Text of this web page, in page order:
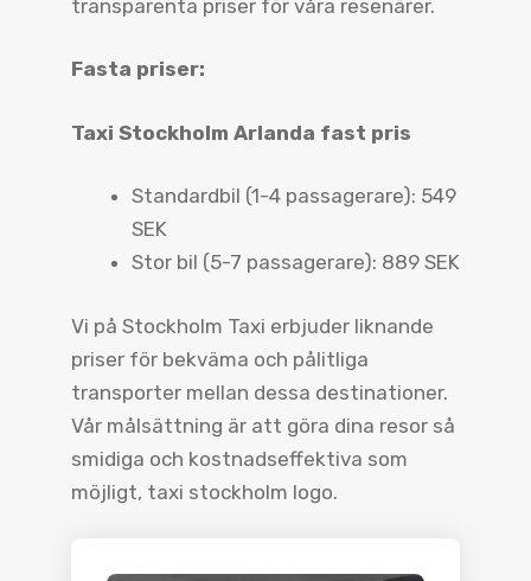
transparenta priser för våra resenärer.
Fasta priser:
Taxi Stockholm Arlanda fast pris
Standardbil (1-4 passagerare): 549
SEK
Stor bil (5-7 passagerare): 889 SEK
Vi på Stockholm Taxi erbjuder liknande
priser för bekväma och pålitliga
transporter mellan dessa destinationer.
Vår målsättning är att göra dina resor så
smidiga och kostnadseffektiva som
möjligt, taxi stockholm logo.